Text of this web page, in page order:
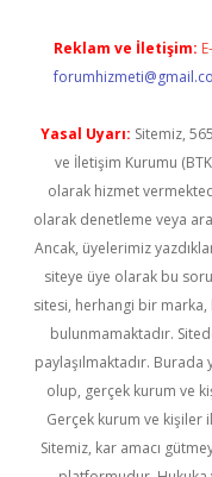
Reklam ve İletişim:
Yasal Uyarı: Sitemiz,
ve İletişim Kurumu
olarak hizmet
olarak denetleme veya
Ancak, üyelerimiz
siteye üye olarak bu
sitesi, herhangi bir marka,
bulunmamaktadır.
paylaşılmaktadır.
olup, gerçek kurum ve
Gerçek kurum ve
Sitemiz, kar amacı